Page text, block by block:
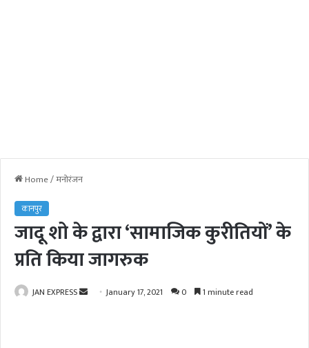
Home/मनोरंजन
कानपुर
जादू शो के द्वारा ‘सामाजिक कुरीतियों’ के
प्रति किया जागरुक
JAN EXPRESS January 17, 2021 0 1 minute read